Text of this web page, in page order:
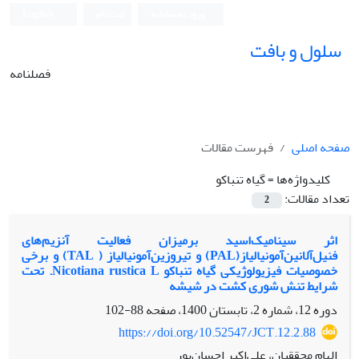
سلول و بافت
فصلنامه
صفحه اصلی
فهرست مقالات
کلیدواژه‌ها =گیاه تنباکو
تعداد مقالات:
2
اثر سینامیک‌اسید برمیزان فعالیت آنزیم‌های
فنیل‌آلانین‌آمونیالیاز(PAL) و تیروزین‌آمونیالیاز ( TAL) و برخی
خصوصیات فیزیولوژیکی گیاه ‌تنباکو Nicotiana rustica L. تحت
شرایط تنش شوری کشت در شیشه
دوره 12، شماره 2، تابستان 1400، صفحه
88-102
https://doi.org/10.52547/JCT.12.2.88